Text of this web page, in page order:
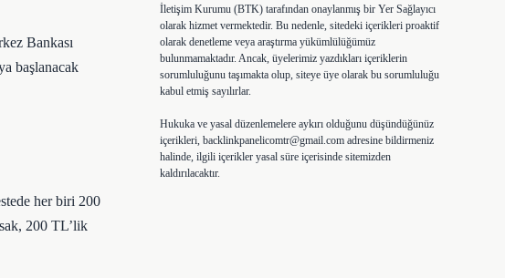
Bankası
başlanacak
her biri 200
200 TL’lik
İletişim Kurumu (BTK) tarafından onaylanmış bir Yer Sağlayıcı
olarak hizmet vermektedir. Bu nedenle, sitedeki içerikleri proaktif
olarak denetleme veya araştırma yükümlülüğümüz
bulunmamaktadır. Ancak, üyelerimiz yazdıkları içeriklerin
sorumluluğunu taşımakta olup, siteye üye olarak bu sorumluluğu
kabul etmiş sayılırlar.
Hukuka ve yasal düzenlemelere aykırı olduğunu düşündüğünüz
içerikleri, backlinkpanelicomtr@gmail.comadresine bildirmeniz
halinde, ilgili içerikler yasal süre içerisinde sitemizden
kaldırılacaktır.